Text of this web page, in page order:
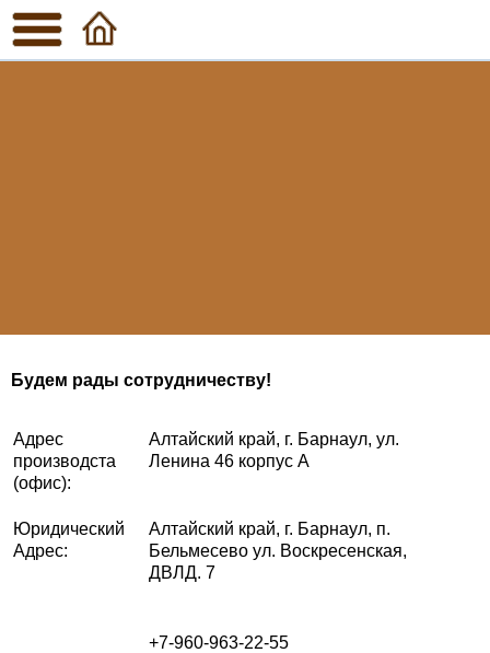
Будем рады сотрудничеству!
Адрес
производста
(офис):
Алтайский край, г. Барнаул, ул.
Ленина 46 корпус А
Юридический
Адрес:
Алтайский край, г. Барнаул, п.
Бельмесево ул. Воскресенская,
ДВЛД. 7
+7-960-963-22-55